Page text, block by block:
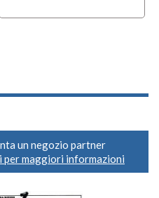
un negozio partner
per maggiori informazioni